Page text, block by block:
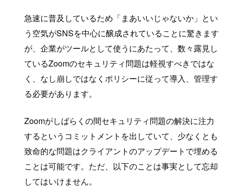
急速に普及しているため「まあいいじゃないか」とい
う空気がSNSを中心に醸成されていることに驚きます
が、企業がツールとして使うにあたって、数々露見し
ているZoomのセキュリティ問題は軽視すべきではな
く、なし崩しではなくポリシーに従って導入、管理す
る必要があります。
Zoomがしばらくの間セキュリティ問題の解決に注力
するというコミットメントを出していて、少なくとも
致命的な問題はクライアントのアップデートで埋める
ことは可能です。ただ、以下のことは事実として忘却
してはいけません。